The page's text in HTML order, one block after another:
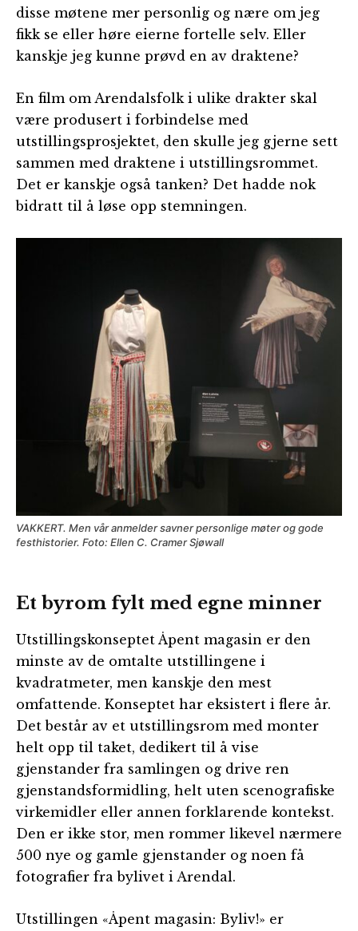
disse møtene mer personlig og nære om jeg
fikk se eller høre eierne fortelle selv. Eller
kanskje jeg kunne prøvd en av draktene?
En film om Arendalsfolk i ulike drakter skal
være produsert i forbindelse med
utstillingsprosjektet, den skulle jeg gjerne sett
sammen med draktene i utstillingsrommet.
Det er kanskje også tanken? Det hadde nok
bidratt til å løse opp stemningen.
VAKKERT. Men vår anmelder savner personlige møter og gode
festhistorier. Foto: Ellen C. Cramer Sjøwall
Et byrom fylt med egne minner
Utstillingskonseptet Åpent magasin er den
minste av de omtalte utstillingene i
kvadratmeter, men kanskje den mest
omfattende. Konseptet har eksistert i flere år.
Det består av et utstillingsrom med monter
helt opp til taket, dedikert til å vise
gjenstander fra samlingen og drive ren
gjenstandsformidling, helt uten scenografiske
virkemidler eller annen forklarende kontekst.
Den er ikke stor, men rommer likevel nærmere
500 nye og gamle gjenstander og noen få
fotografier fra bylivet i Arendal.
Utstillingen «Åpent magasin: Byliv!» er